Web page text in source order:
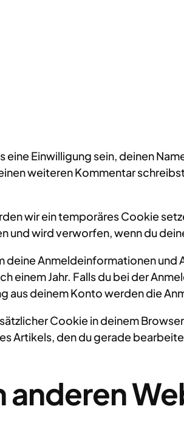
Einwilligung sein, deinen
weiteren Kommentar
wir ein temporäres Cookie
und wird verworfen, wenn du
deine Anmeldeinformationen
einem Jahr. Falls du bei der
aus deinem Konto werden die
Cookie in deinem
Artikels, den du gerade